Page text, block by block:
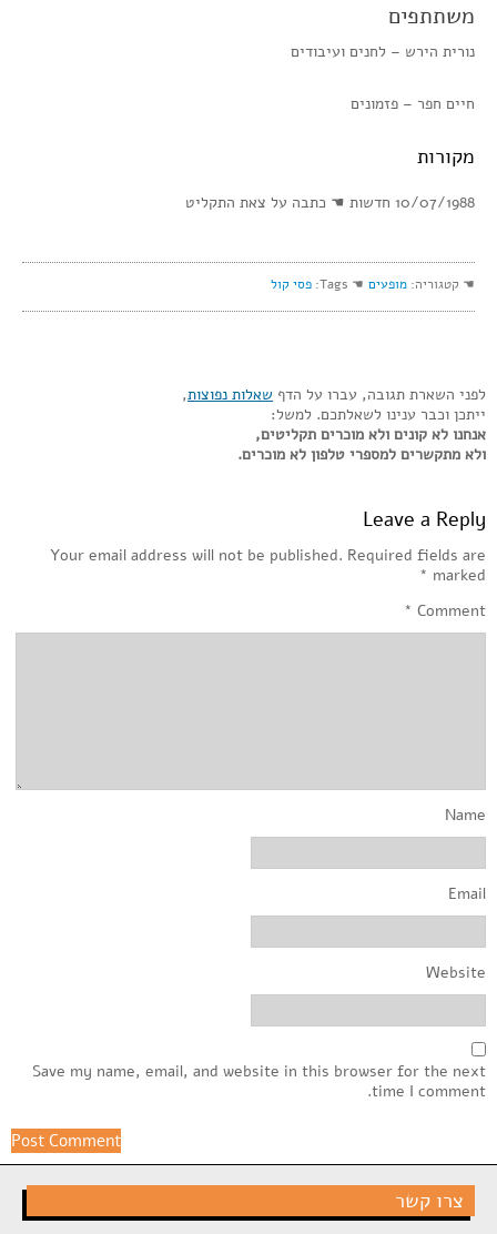
משתתפים
נורית הירש – לחנים ועיבודים
חיים חפר – פזמונים
מקורות
10/07/1988 חדשות ☚ כתבה על צאת התקליט
☚ קטגוריה: מופעים ☚ Tags: פסי קול
לפני השארת תגובה, עברו על הדף שאלות נפוצות,
ייתכן וכבר ענינו לשאלתכם. למשל:
אנחנו לא קונים ולא מוכרים תקליטים,
ולא מתקשרים למספרי טלפון לא מוכרים.
Leave a Reply
Your email address will not be published. Required fields are
marked
*
Comment
*
Name
Email
Website
Save my name, email, and website in this browser for the next
time I comment.
צרו קשר